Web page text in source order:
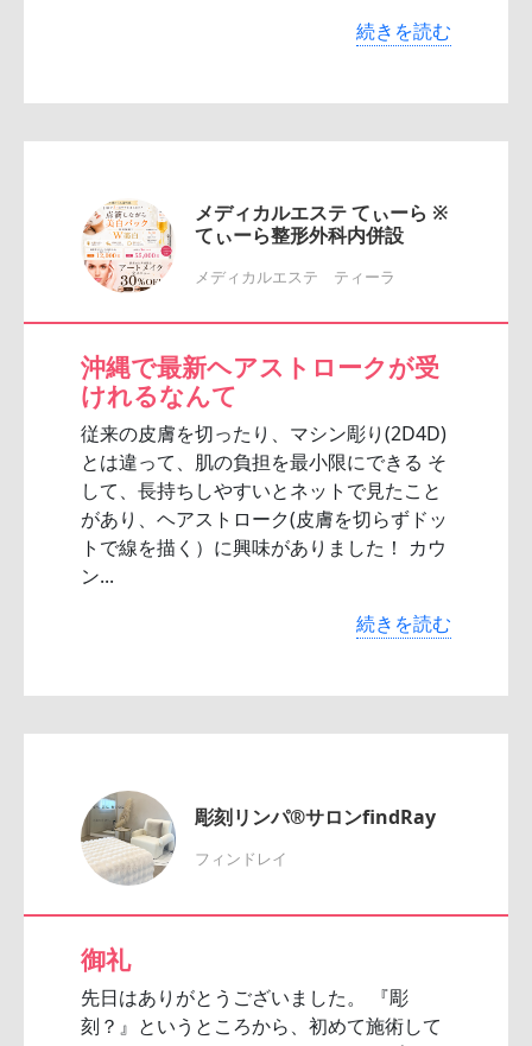
続きを読む
メディカルエステ てぃーら ※
てぃーら整形外科内併設
メディカルエステ ティーラ
沖縄で最新ヘアストロークが受
けれるなんて
従来の皮膚を切ったり、マシン彫り(2D4D)
とは違って、肌の負担を最小限にできる そ
して、長持ちしやすいとネットで見たこと
があり、ヘアストローク(皮膚を切らずドッ
トで線を描く）に興味がありました！ カウ
ン...
続きを読む
彫刻リンパ®サロンfindRay
フィンドレイ
御礼
先日はありがとうございました。 『彫
刻？』というところから、初めて施術して